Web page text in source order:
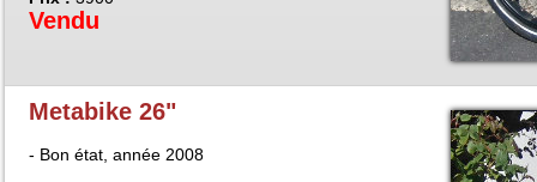
Vendu
Metabike 26"
- Bon état, année 2008